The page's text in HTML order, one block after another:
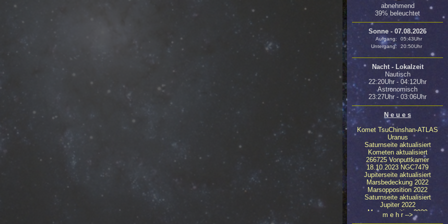
abnehmend
39% beleuchtet
Sonne - 07.08.2026
Aufgang:
05:43Uhr
Untergang:
20:50Uhr
Nacht - Lokalzeit
Nautisch
22:20Uhr - 04:12Uhr
Astronomisch
23:27Uhr - 03:06Uhr
N e u e s
Komet TsuChinshan-ATLAS
Uranus
Saturnseite aktualisiert
Kometen aktualisiert
266725 Vonputtkamer
18.10.2023 NGC7479
Jupiterseite aktualisiert
Marsbedeckung 2022
Marsopposition 2022
Saturnseite aktualisiert
Jupiter 2022
Marsopposition 2020
23.04.2020 NGC4647
m e h r -->